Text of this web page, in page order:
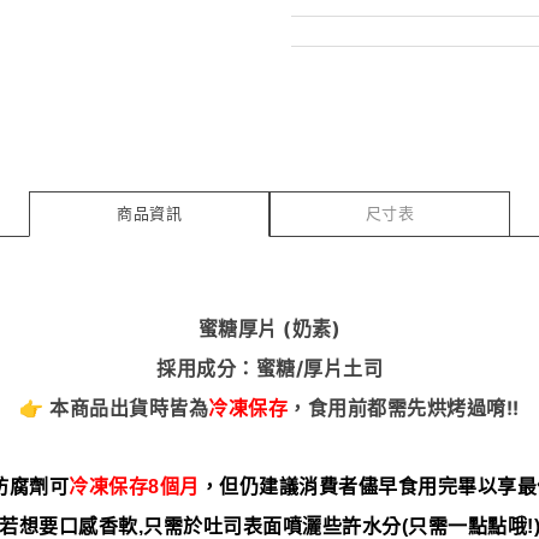
商品資訊 尺寸表
蜜糖厚片 (奶素)
採用成分：蜜糖/厚片土司
👉 本商品出貨時皆為冷凍保存 ，食用前都需先烘烤過唷!!
腐劑可冷凍保存8個月
，但仍建議消費者儘早食用完畢以享
若想要口感香軟,只需於吐司表面噴灑些許水分(只需一點點哦!)